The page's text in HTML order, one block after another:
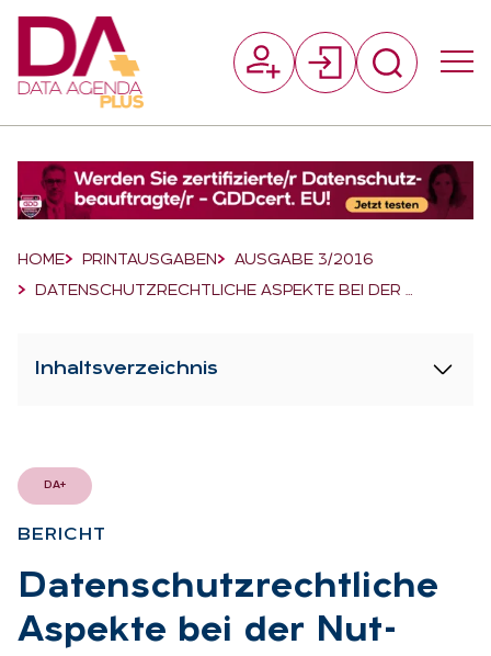
Breadcrumb-Navigation
HOME PRINTAUSGABEN
AUSGABE 3/2016
DATENSCHUTZRECHTLICHE ASPEKTE BEI DER …
Inhaltsverzeichnis
DA+
BE­RICHT
:Da­ten­schutz­recht­li­che
As­pek­te bei der Nut­